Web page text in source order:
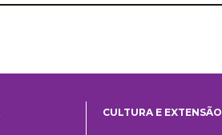
CULTURA E EXTENSÃO